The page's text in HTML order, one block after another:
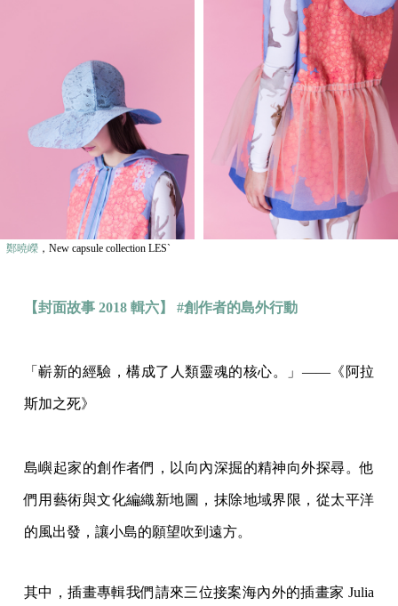
鄭曉嶸 ，New capsule collection LES`
【封面故事 2018 輯六】 #創作者的島外行動
「嶄新的經驗，構成了人類靈魂的核心。」——《阿拉
斯加之死》
島嶼起家的創作者們，以向內深掘的精神向外探尋。他
們用藝術與文化編織新地圖，抹除地域界限，從太平洋
的風出發，讓小島的願望吹到遠方。
其中，插畫專輯我們請來三位接案海內外的插畫家 Julia